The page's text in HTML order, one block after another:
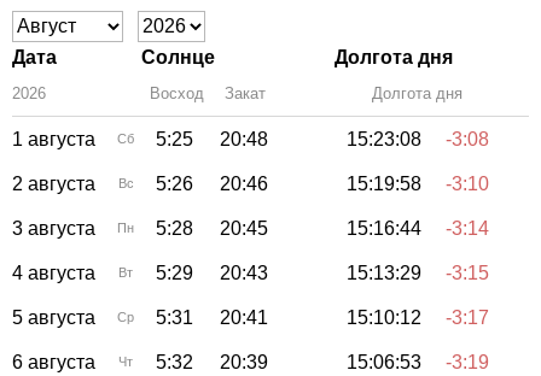
Дата Солнце Долгота дня
2026 Восход Закат Долгота дня
1 августа Сб 5:25 20:48 15:23:08 -3:08
2 августа Вс 5:26 20:46 15:19:58 -3:10
3 августа Пн 5:28 20:45 15:16:44 -3:14
4 августа Вт 5:29 20:43 15:13:29 -3:15
5 августа Ср 5:31 20:41 15:10:12 -3:17
6 августа Чт 5:32 20:39 15:06:53 -3:19